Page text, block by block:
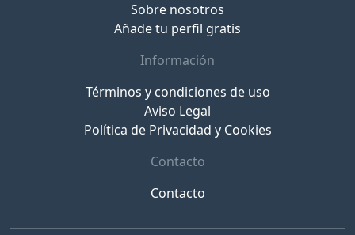
Sobre nosotros
Añade tu perfil gratis
Información
Términos y condiciones de uso
Aviso Legal
Política de Privacidad y Cookies
Contacto
Contacto